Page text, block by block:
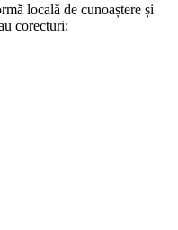
locală de cunoaștere și
corecturi: